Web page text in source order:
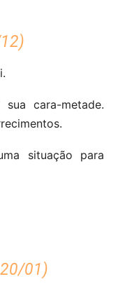
cara-metade.
situação para
01)